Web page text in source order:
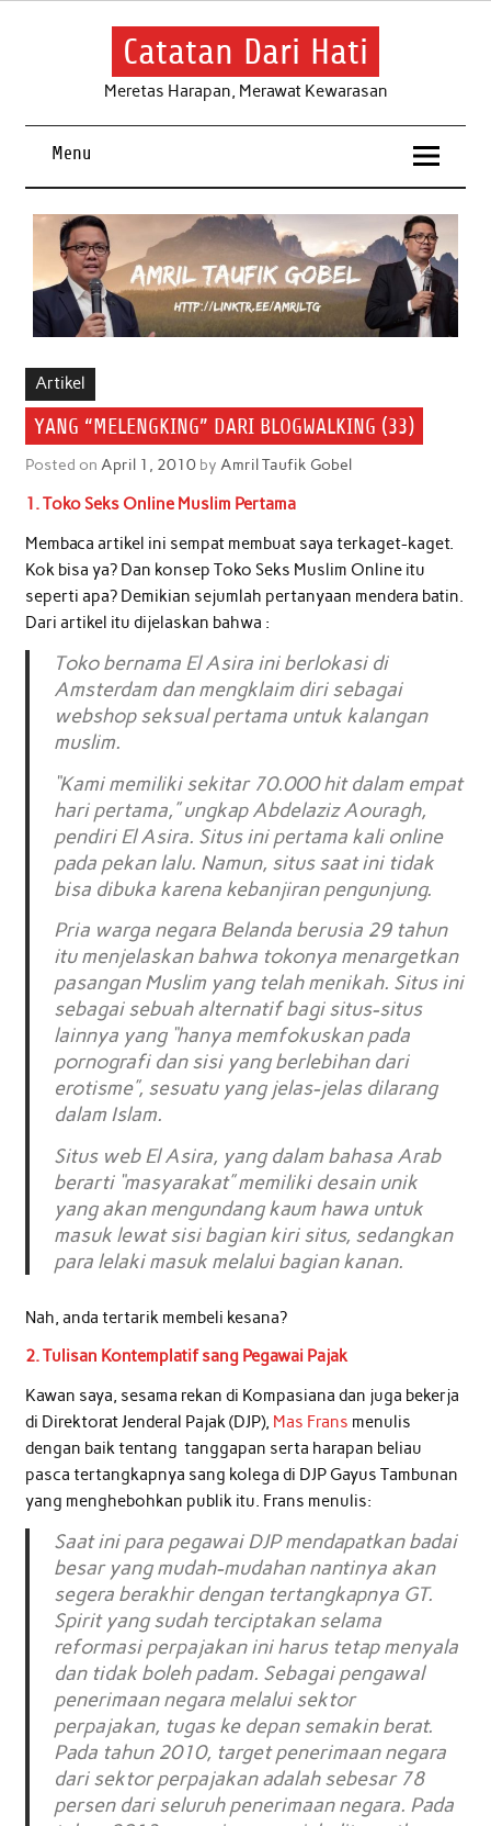
Skip
Catatan Dari Hati
Meretas Harapan, Merawat Kewarasan
Menu
Artikel
YANG “MELENGKING” DARI BLOGWALKING (33)
Posted on April 1, 2010by Amril Taufik Gobel
1. Toko Seks Online Muslim Pertama
Membaca artikel ini sempat membuat saya terkaget-kaget.
Kok bisa ya? Dan konsep Toko Seks Muslim Online itu
seperti apa? Demikian sejumlah pertanyaan mendera batin.
Dari artikel itu dijelaskan bahwa :
Toko bernama El Asira ini berlokasi di
Amsterdam dan mengklaim diri sebagai
webshop seksual pertama untuk kalangan
muslim.
“Kami memiliki sekitar 70.000 hit dalam empat
hari pertama,” ungkap Abdelaziz Aouragh,
pendiri El Asira. Situs ini pertama kali online
pada pekan lalu. Namun, situs saat ini tidak
bisa dibuka karena kebanjiran pengunjung.
Pria warga negara Belanda berusia 29 tahun
itu menjelaskan bahwa tokonya menargetkan
pasangan Muslim yang telah menikah. Situs ini
sebagai sebuah alternatif bagi situs-situs
lainnya yang “hanya memfokuskan pada
pornografi dan sisi yang berlebihan dari
erotisme”, sesuatu yang jelas-jelas dilarang
dalam Islam.
Situs web El Asira, yang dalam bahasa Arab
berarti “masyarakat” memiliki desain unik
yang akan mengundang kaum hawa untuk
masuk lewat sisi bagian kiri situs, sedangkan
para lelaki masuk melalui bagian kanan.
Nah, anda tertarik membeli kesana?
2. Tulisan Kontemplatif sang Pegawai Pajak
Kawan saya, sesama rekan di Kompasiana dan juga bekerja
di Direktorat Jenderal Pajak (DJP), Mas Frans menulis
dengan baik tentang tanggapan serta harapan beliau
pasca tertangkapnya sang kolega di DJP Gayus Tambunan
yang menghebohkan publik itu. Frans menulis:
Saat ini para pegawai DJP mendapatkan badai
besar yang mudah-mudahan nantinya akan
segera berakhir dengan tertangkapnya GT.
Spirit yang sudah terciptakan selama
reformasi perpajakan ini harus tetap menyala
dan tidak boleh padam. Sebagai pengawal
penerimaan negara melalui sektor
perpajakan, tugas ke depan semakin berat.
Pada tahun 2010, target penerimaan negara
dari sektor perpajakan adalah sebesar 78
persen dari seluruh penerimaan negara. Pada